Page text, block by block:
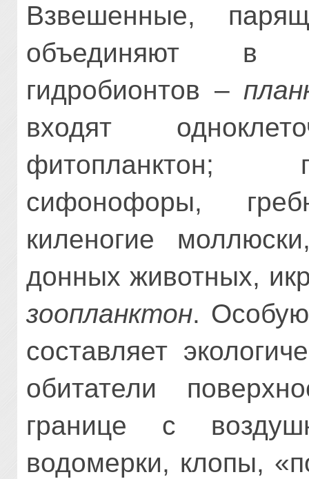
Взвешенные,
объединяют в
гидробионтов –
входят
фитопланктон;
сифонофоры,
киленогие
донных животных,
зоопланктон. Особую
составляет
обитатели
границе с
водомерки, клопы,